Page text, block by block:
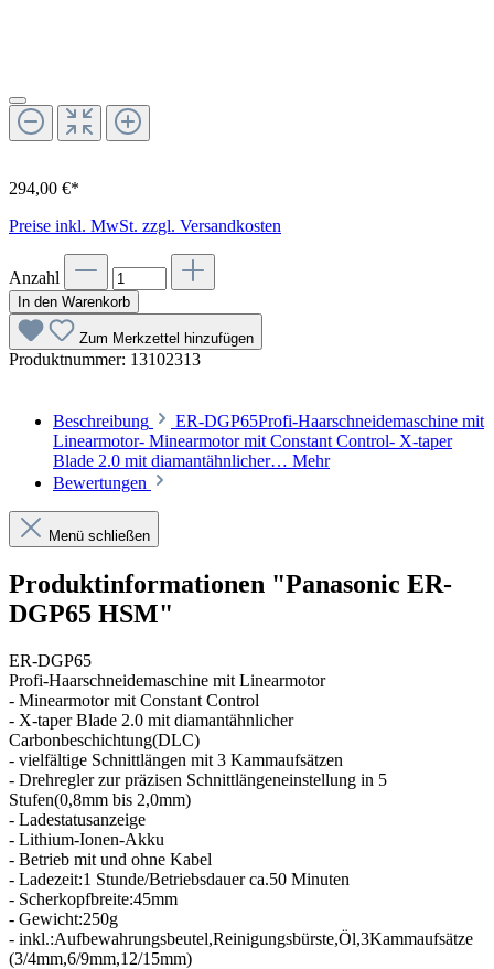
294,00 €*
Preise inkl. MwSt. zzgl. Versandkosten
Anzahl
In den Warenkorb
Zum Merkzettel hinzufügen
Produktnummer: 13102313
Beschreibung
ER-DGP65Profi-Haarschneidemaschine mit
Linearmotor- Minearmotor mit Constant Control- X-taper
Blade 2.0 mit diamantähnlicher… Mehr
Bewertungen
Menü schließen
Produktinformationen "Panasonic ER-
DGP65 HSM"
ER-DGP65
Profi-Haarschneidemaschine mit Linearmotor
- Minearmotor mit Constant Control
- X-taper Blade 2.0 mit diamantähnlicher
Carbonbeschichtung(DLC)
- vielfältige Schnittlängen mit 3 Kammaufsätzen
- Drehregler zur präzisen Schnittlängeneinstellung in 5
Stufen(0,8mm bis 2,0mm)
- Ladestatusanzeige
- Lithium-Ionen-Akku
- Betrieb mit und ohne Kabel
- Ladezeit:1 Stunde/Betriebsdauer ca.50 Minuten
- Scherkopfbreite:45mm
- Gewicht:250g
- inkl.:Aufbewahrungsbeutel,Reinigungsbürste,Öl,3Kammaufsätze
(3/4mm,6/9mm,12/15mm)